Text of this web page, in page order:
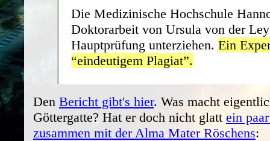
Die Medizinische Hochschule
Doktorarbeit von Ursula von der
Hauptprüfung unterziehen. Ein
“eindeutigem Plagiat”.
Den Bericht gibt's hier. Was macht
Göttergatte? Hat er doch nicht glatt ein
zusammen mit der Alma Mater Röschens: